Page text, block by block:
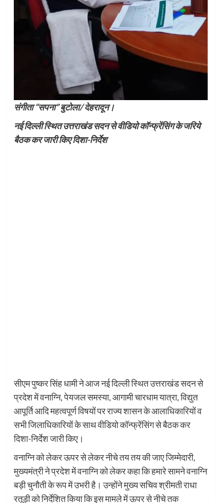
संगीता “सपना” बुटोला/ देहरादून।
नई दिल्ली स्थित उत्तराखंड सदन से वीडियो कॉन्फ्रेंसिंग के जरिये
बैठक कर जारी किए दिशा-निर्देश
सीएम पुष्कर सिंह धामी ने आज नई दिल्ली स्थित उत्तराखंड सदन से
प्रदेश में वनाग्नि, पेयजल समस्या, आगामी चारधाम यात्रा, विद्युत
आपूर्ति आदि महत्वपूर्ण विषयों पर राज्य शासन के आलाधिकारियों व
सभी जिलाधिकारियों के साथ वीडियो कॉन्फ्रेंसिंग से बैठक कर
दिशा-निर्देश जारी किए।
वनाग्नि को लेकर ऊपर से लेकर नीचे तय तय की जाए जिम्मेदारी,
मुख्यमंत्री ने प्रदेश में वनाग्नि को लेकर कहा कि हमारे सामने वनाग्नि
बड़ी चुनौती के रूप में उभरी है। उन्होंने मुख्य सचिव श्रीमती राधा
रतूड़ी को निर्देशित किया कि इस मामले में ऊपर से नीचे तक